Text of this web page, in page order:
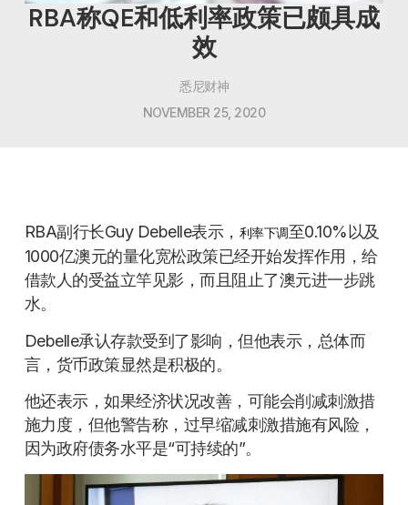
RBA称QE和低利率政策已颇具成
效
悉尼财神
NOVEMBER 25, 2020
RBA副行长Guy Debelle表示， 利率下调至0.10%以及
1000亿澳元的量化宽松政策已经开始发挥作用，给
借款人的受益立竿见影，而且阻止了澳元进一步跳
水。
Debelle承认存款受到了影响，但他表示，总体而
言，货币政策显然是积极的。
他还表示，如果经济状况改善，可能会削减刺激措
施力度，但他警告称，过早缩减刺激措施有风险，
因为政府债务水平是“可持续的”。